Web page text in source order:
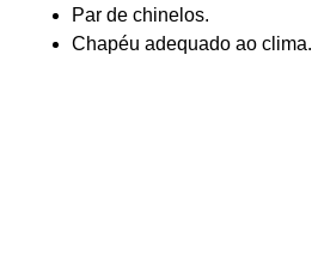
Par de chinelos.
Chapéu adequado ao clima.